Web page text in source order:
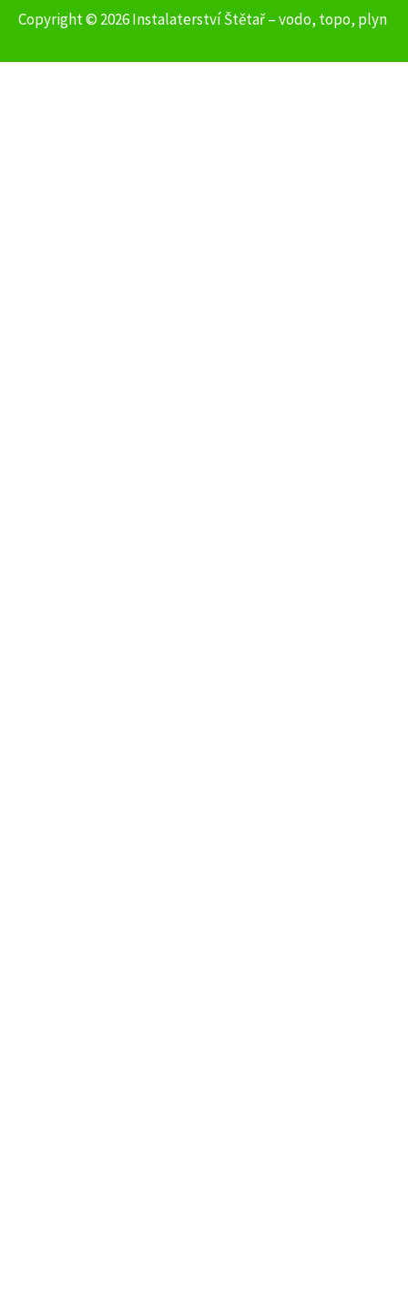
Copyright © 2026 Instalaterství Štětař – vodo, topo, plyn